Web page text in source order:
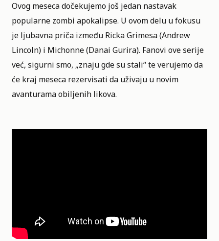
Ovog meseca dočekujemo još jedan nastavak
popularne zombi apokalipse. U ovom delu u fokusu
je ljubavna priča između Ricka Grimesa (Andrew
Lincoln) i Michonne (Danai Gurira). Fanovi ove serije
već, sigurni smo, „znaju gde su stali“ te verujemo da
će kraj meseca rezervisati da uživaju u novim
avanturama obiljenih likova.